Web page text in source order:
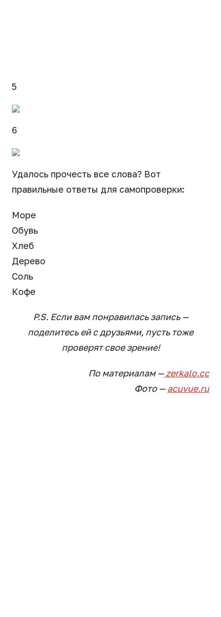
5
6
Удалось прочесть все слова? Вот
правильные ответы для самопроверки:
Море
Обувь
Хлеб
Дерево
Соль
Кофе
P.S. Если вам понравилась запись —
поделитесь ей с друзьями, пусть тоже
проверят свое зрение!
По материалам —zerkalo.cc
Фото —acuvue.ru